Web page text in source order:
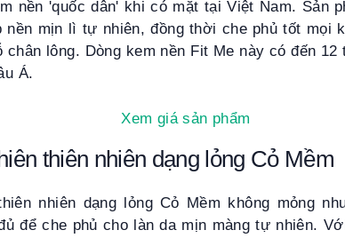
nền 'quốc dân' khi có mặt tại Việt Nam. Sản
nền mịn lì tự nhiên, đồng thời che phủ tốt mọi
chân lông. Dòng kem nền Fit Me này có đến
Á.
Xem giá sản phẩm
thiên nhiên dạng lỏng Cỏ Mềm
nhiên dạng lỏng Cỏ Mềm không mỏng
để che phủ cho làn da mịn màng tự nhiên.